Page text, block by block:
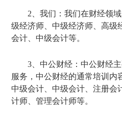
2、我们：我们在财经领
级经济师、中级经济师、高级
会计、中级会计等。
3、中公财经：中公财经
服务，中公财经的通常培训内
中级会计、中级会计、注册会
计师、管理会计师等。